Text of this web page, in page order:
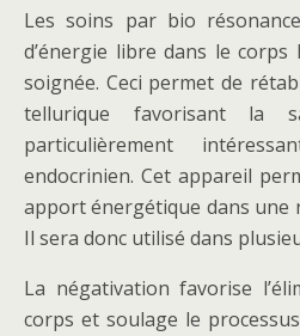
Les soins par bio
d’énergie libre dans le
soignée. Ceci permet de
tellurique favorisant la
particulièrement
endocrinien. Cet appareil
apport énergétique dans une
Il sera donc utilisé dans
La négativation favorise
corps et soulage le